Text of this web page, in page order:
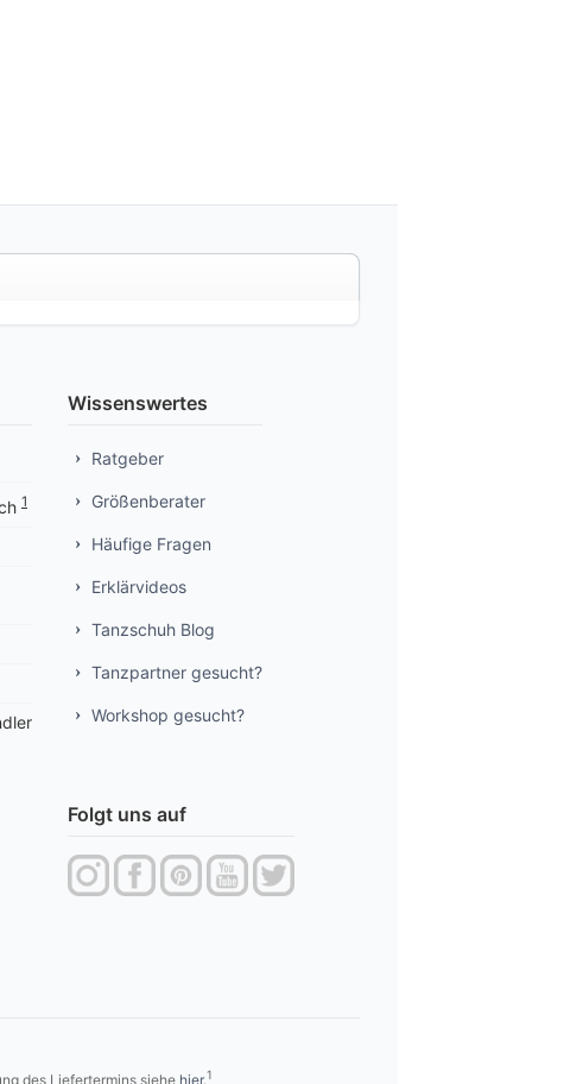
1
Wissenswertes
Ratgeber
Größenberater
Häufige Fragen
Erklärvideos
Tanzschuh Blog
Tanzpartner gesucht?
Workshop gesucht?
Folgt uns auf
des Liefertermins siehe hier.1